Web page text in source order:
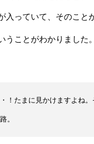
入っていて、そのこと
うことがわかりました。
・！たまに見かけますよね
。